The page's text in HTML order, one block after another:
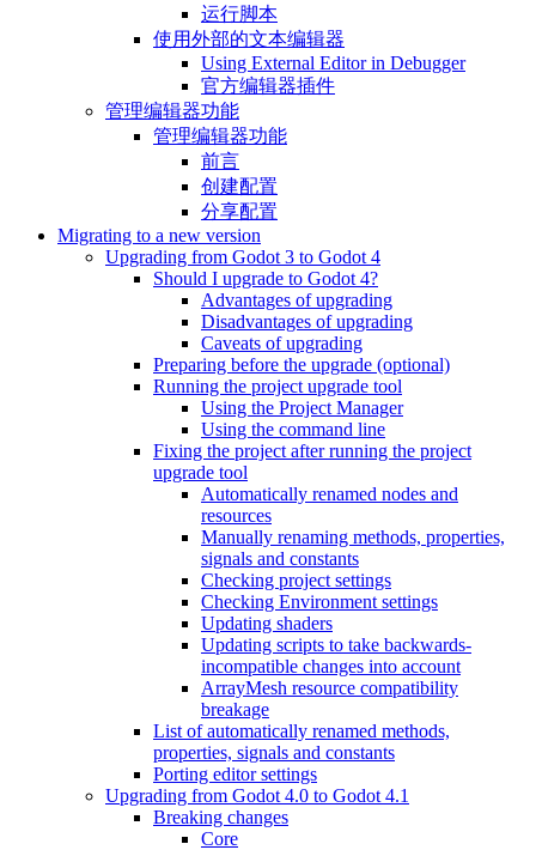
运行脚本
使用外部的文本编辑器
Using External Editor in Debugger
官方编辑器插件
管理编辑器功能
管理编辑器功能
前言
创建配置
分享配置
Migrating to a new version
Upgrading from Godot 3 to Godot 4
Should I upgrade to Godot 4?
Advantages of upgrading
Disadvantages of upgrading
Caveats of upgrading
Preparing before the upgrade (optional)
Running the project upgrade tool
Using the Project Manager
Using the command line
Fixing the project after running the project
upgrade tool
Automatically renamed nodes and
resources
Manually renaming methods, properties,
signals and constants
Checking project settings
Checking Environment settings
Updating shaders
Updating scripts to take backwards-
incompatible changes into account
ArrayMesh resource compatibility
breakage
List of automatically renamed methods,
properties, signals and constants
Porting editor settings
Upgrading from Godot 4.0 to Godot 4.1
Breaking changes
Core